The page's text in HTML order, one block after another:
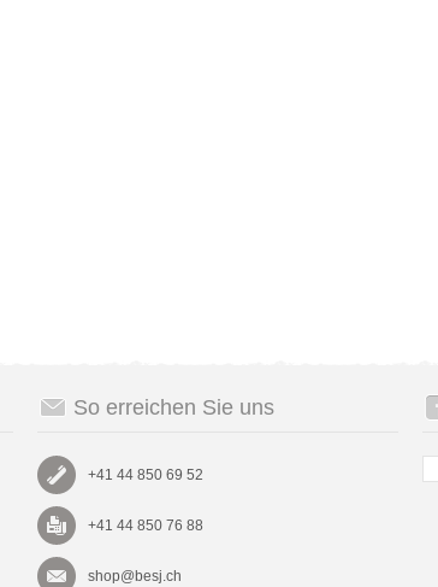
So erreichen Sie uns
+41 44 850 69 52
+41 44 850 76 88
shop@besj.ch